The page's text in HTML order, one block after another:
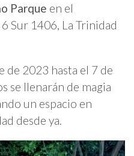
Parque en el
Sur 1406, La Trinidad
de 2023 hasta el 7 de
se llenarán de magia
un espacio en
desde ya.